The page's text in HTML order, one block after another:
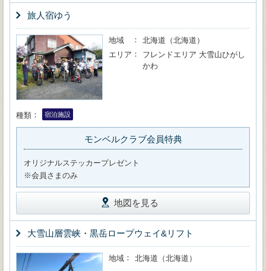
旅人宿ゆう
地域
北海道（北海道）
エリア
フレンドエリア 大雪山ひがし
かわ
種類 宿泊施設
モンベルクラブ会員特典
オリジナルステッカープレゼント
※会員さまのみ
地図を見る
大雪山層雲峡・黒岳ロープウェイ&リフト
地域 北海道（北海道）